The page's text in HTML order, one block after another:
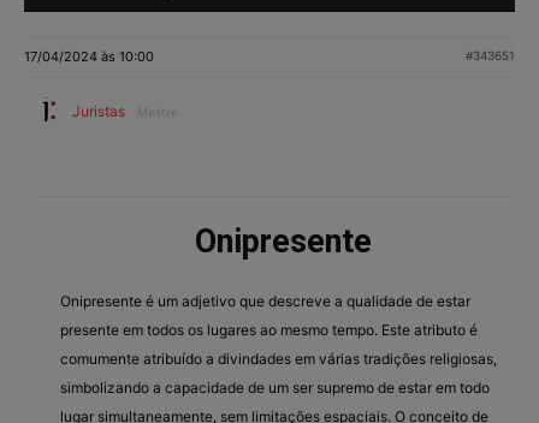
17/04/2024 às 10:00 #343651
Juristas Mestre
Onipresente
Onipresente é um adjetivo que descreve a qualidade de estar
presente em todos os lugares ao mesmo tempo. Este atributo é
comumente atribuído a divindades em várias tradições religiosas,
simbolizando a capacidade de um ser supremo de estar em todo
lugar simultaneamente, sem limitações espaciais. O conceito de